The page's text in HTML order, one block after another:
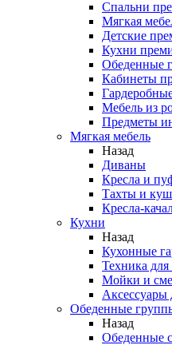
Спальни
Мягкая
Детские
Кухни
Обеденные
Кабинеты
Мебель из
Предметы
Мягкая мебель
Назад
Диваны
Кресла и
Тахты и
Кресла-
Кухни
Назад
Кухонные
Техника
Мойки и
Аксессуары
Обеденные
Назад
Обеденные